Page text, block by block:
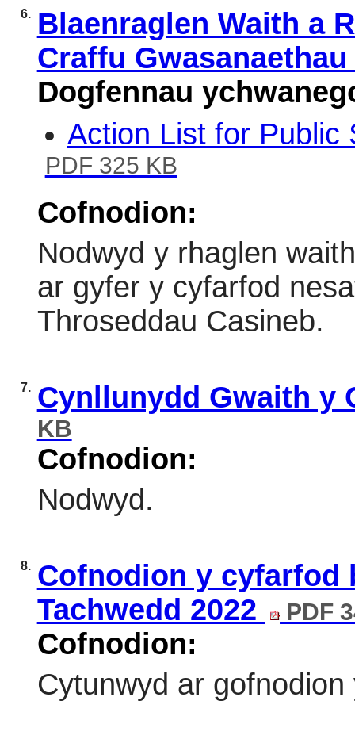
6.
Blaenraglen Waith a
Craffu
Dogfennau
Action List for
PDF 325 KB
Cofnodion:
Nodwyd y rhaglen
ar gyfer y cyfarfod
Throseddau Casineb.
7. Cynllunydd Gwaith y
KB
Cofnodion:
Nodwyd.
8. Cofnodion y cyfarfod
Tachwedd 2022
PDF
Cofnodion:
Cytunwyd ar